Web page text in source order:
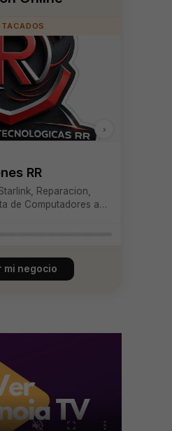
RR
Reparacion,
de Computadores a
›
mi negocio